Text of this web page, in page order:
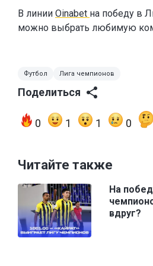
В линии Oinabet на победу в
можно выбрать любимую
Футбол Лига чемпионов
Поделиться
0 1 1 0
Читайте также
На
вдруг?